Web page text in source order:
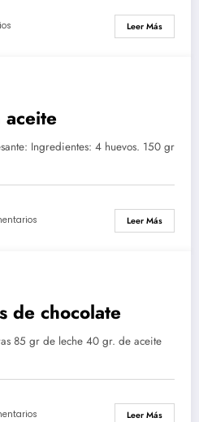
Leer Más
aceite
Ingredientes: 4 huevos. 150 gr
Leer Más
de chocolate
85 gr de leche 40 gr. de aceite
Leer Más